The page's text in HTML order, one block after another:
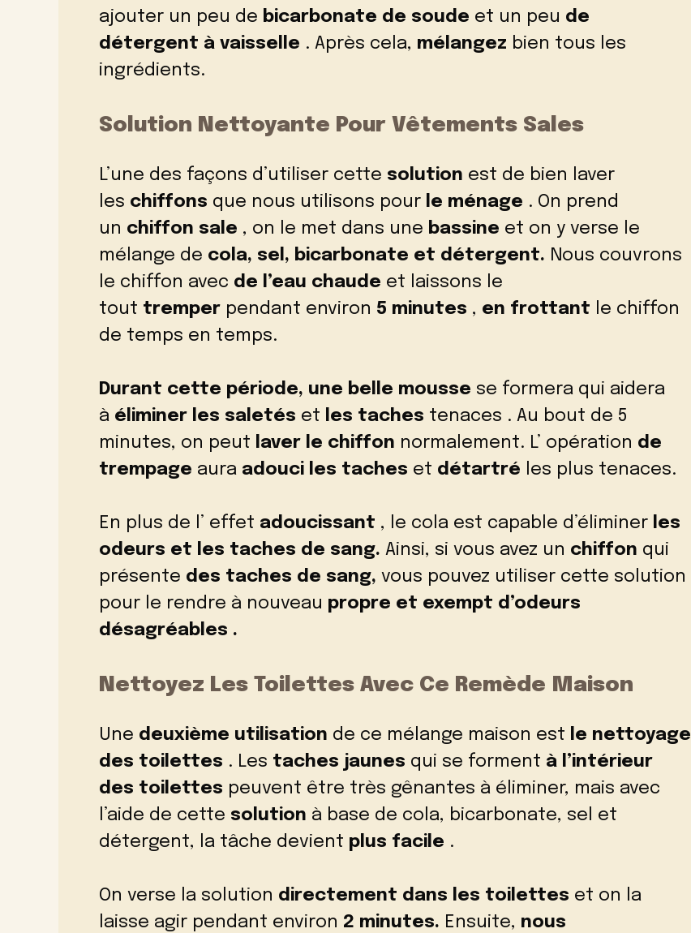
ajouter un peu de bicarbonate de soude et un peu de
détergent à vaisselle . Après cela, mélangez bien tous les
ingrédients.
Solution Nettoyante Pour Vêtements Sales
L’une des façons d’utiliser cette solution est de bien laver
les chiffons que nous utilisons pour le ménage . On prend
un chiffon sale , on le met dans une bassine et on y verse le
mélange de cola, sel, bicarbonate et détergent. Nous couvrons
le chiffon avec de l’eau chaude et laissons le
tout tremper pendant environ 5 minutes , en frottant le chiffon
de temps en temps.
Durant cette période, une belle mousse se formera qui aidera
à éliminer les saletés et les taches tenaces . Au bout de 5
minutes, on peut
laver le chiffon normalement. L’ opération de
trempage aura adouci les taches et détartré les plus tenaces.
En plus de l’ effet adoucissant , le cola est capable d’éliminer les
odeurs et les taches de sang. Ainsi, si vous avez un chiffon qui
présente des taches de sang, vous pouvez utiliser cette solution
pour le rendre à nouveau propre et exempt d’odeurs
désagréables .
Nettoyez Les Toilettes Avec Ce Remède Maison
Une deuxième utilisation de ce mélange maison est
le nettoyage
des toilettes . Les taches jaunes qui se forment à l’intérieur
des toilettes peuvent être très gênantes à éliminer, mais avec
l’aide de cette solution à base de cola, bicarbonate, sel et
détergent, la tâche devient plus facile .
On verse la solution directement dans les toilettes et on la
laisse agir pendant environ 2 minutes. Ensuite, nous